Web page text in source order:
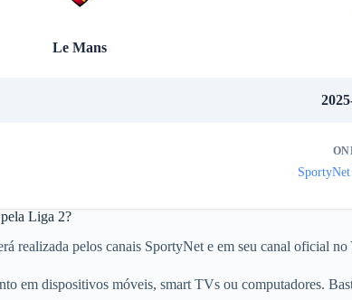
Le Mans
Liga 2?
realizada pelos canais SportyNet e em seu canal oficial
em dispositivos móveis, smart TVs ou computadores.